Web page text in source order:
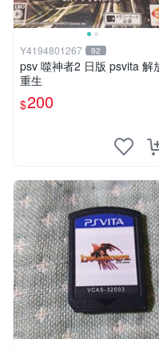
Y4194801267 92
psv 噬神者2 日版 psvita 解
重生
$200